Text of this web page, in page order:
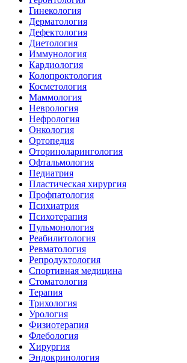
Гинекология
Дерматология
Дефектология
Диетология
Иммунология
Кардиология
Колопроктология
Косметология
Маммология
Неврология
Нефрология
Онкология
Ортопедия
Оториноларингология
Офтальмология
Педиатрия
Пластическая хирургия
Профпатология
Психиатрия
Психотерапия
Пульмонология
Реабилитология
Ревматология
Репродуктология
Спортивная медицина
Стоматология
Терапия
Трихология
Урология
Физиотерапия
Флебология
Хирургия
Эндокринология